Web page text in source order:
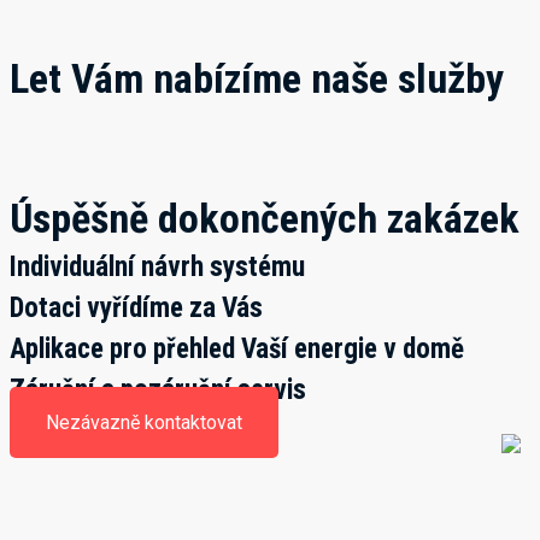
Let Vám nabízíme naše služby
Úspěšně dokončených zakázek
Individuální návrh systému
Dotaci vyřídíme za Vás
Aplikace pro přehled Vaší energie v domě
Záruční a pozáruční servis
Nezávazně kontaktovat